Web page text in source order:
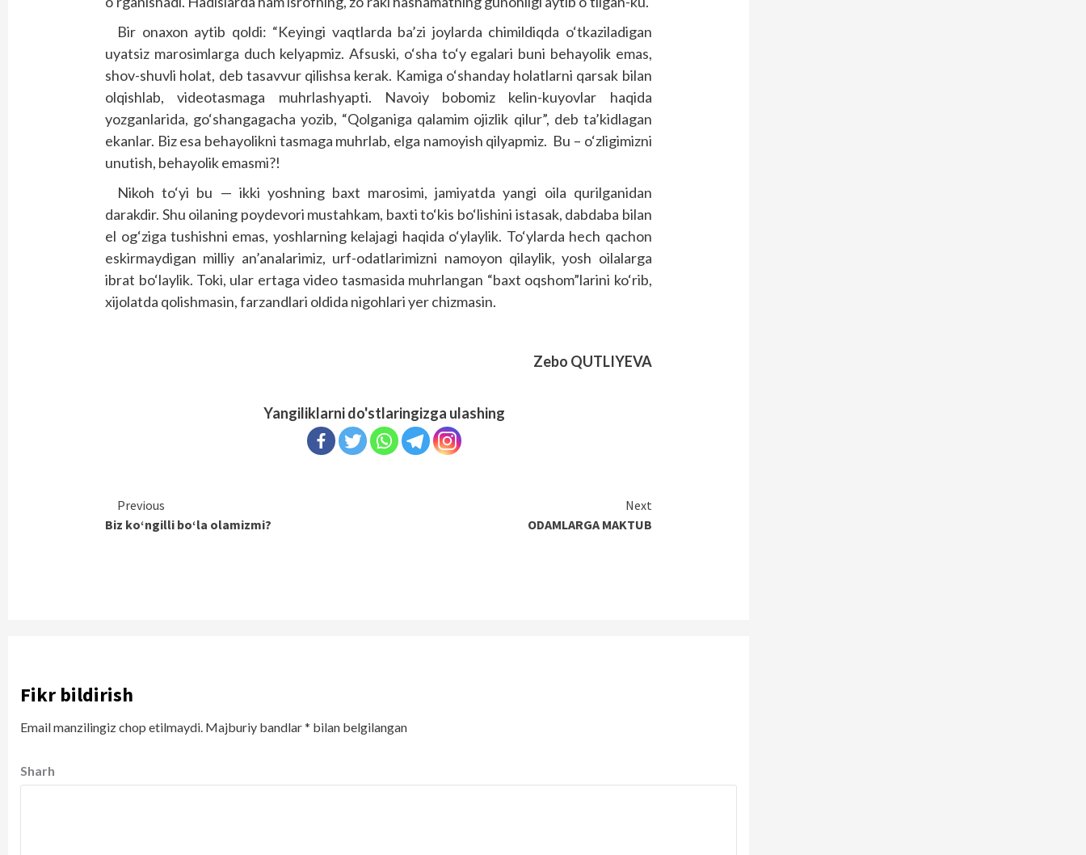
Bir onaxon aytib qoldi: “Keyingi vaqtlarda ba’zi joylarda chimildiqda o‘tkaziladigan
uyatsiz marosimlarga duch kelyapmiz. Afsuski, o‘sha to‘y egalari buni behayolik emas,
shov-shuvli holat, deb tasavvur qilishsa kerak. Kamiga o‘shanday holatlarni qarsak bilan
olqishlab, videotasmaga muhrlashyapti. Navoiy bobomiz kelin-kuyovlar haqida
yozganlarida, go‘shangagacha yozib, “Qolganiga qalamim ojizlik qilur”, deb ta’kidlagan
ekanlar. Biz esa behayolikni tasmaga muhrlab, elga namoyish qilyapmiz. Bu – o‘zligimizni
unutish, behayolik emasmi?!
Nikoh to‘yi bu — ikki yoshning baxt marosimi, jamiyatda yangi oila qurilganidan
darakdir. Shu oilaning poydevori mustahkam, baxti to‘kis bo‘lishini istasak, dabdaba bilan
el og‘ziga tushishni emas, yoshlarning kelajagi haqida o‘ylaylik. To‘ylarda hech qachon
eskirmaydigan milliy an’analarimiz, urf-odatlarimizni namoyon qilaylik, yosh oilalarga
ibrat bo‘laylik. Toki, ular ertaga video tasmasida muhrlangan “baxt oqshom”larini ko‘rib,
xijolatda qolishmasin, farzandlari oldida nigohlari yer chizmasin.
Zebo QUTLIYEVA
Yangiliklarni do'stlaringizga ulashing
Continue
Reading
Previous
Biz ko‘ngilli bo‘la olamizmi?
Next
ODAMLARGA MAKTUB
Fikr bildirish
Email manzilingiz chop etilmaydi. Majburiy bandlar* bilan belgilangan
Sharh